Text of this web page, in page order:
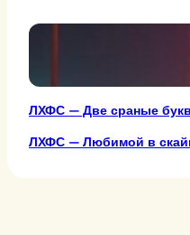
ЛХФС — Две сраные
ЛХФС — Любимой в